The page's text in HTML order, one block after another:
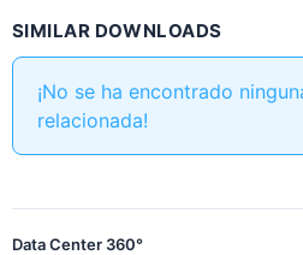
SIMILAR DOWNLOADS
¡No se ha encontrado
relacionada!
Data Center 360°